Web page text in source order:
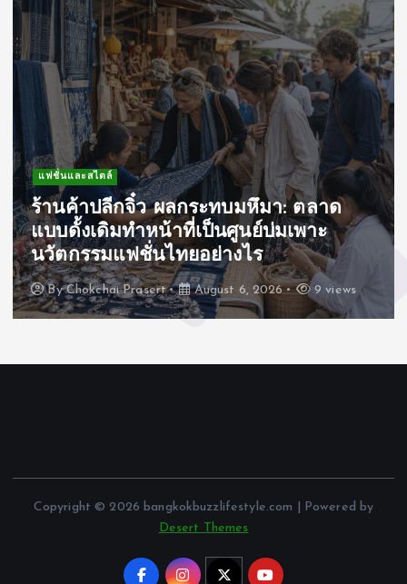
แฟชั่นและสไตล์
ร้านค้าปลีกจิ๋ว ผลกระทบมหึมา: ตลาด
แบบดั้งเดิมทำหน้าที่เป็นศูนย์บ่มเพาะ
นวัตกรรมแฟชั่นไทยอย่างไร
ByChokchai Prasert August 6, 2026 9 views
Copyright © 2026 bangkokbuzzlifestyle.com | Powered by
Desert Themes